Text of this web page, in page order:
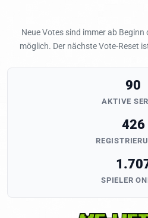
Neue Votes sind immer ab
möglich. Der nächste Vote-Reset
90
AKTIVE
426
SPIELER